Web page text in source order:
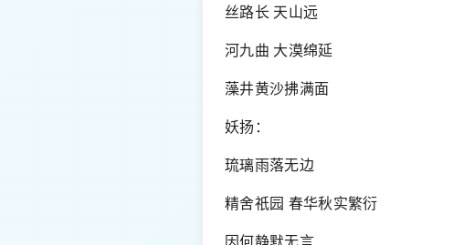
丝路长 天山远
河九曲 大漠绵延
藻井黄沙拂满面
妖扬：
琉璃雨落无边
精舍祇园 春华秋实繁衍
因何静默无言